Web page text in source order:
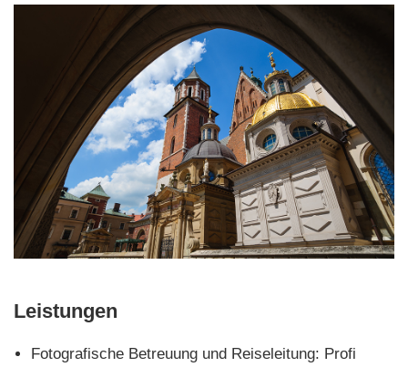
Leistungen
Fotografische Betreuung und Reiseleitung: Profi